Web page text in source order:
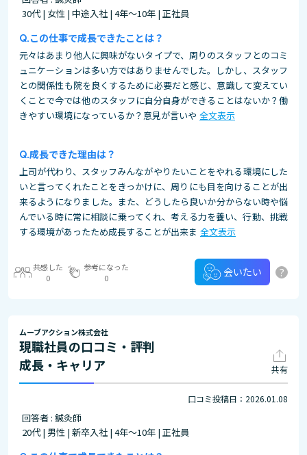
30代 | 女性 | 中途入社 | 4年～10年 | 正社員
この仕事で成長できたことは？
元々はあまり他人に興味がないタイプで、周りのスタッフとのコミ
ュニケーションは多い方ではありませんでした。しかし、スタッフ
との関係性も院を良くするために必要だと感じ、意識して変えてい
くことで今では他のスタッフに自分自身ができることはないか？働
きやすい環境になっているか？意見が言いや 全文表示
成長できた理由は？
上司が代わり、スタッフみんながやりたいことをやれる環境にした
いと言ってくれたことをきっかけに、周りにも目を向けることが出
来るようになりました。また、どうしたら良いか分からない時や悩
んでいる時に常に相談に乗ってくれ、考える力を養い、行動、挑戦
する環境があったため成長することが出来ま 全文表示
共感した
0
参考になった
0
会いたい ?
ムーブアクション株式会社
現職社員の口コミ・評判
成長・キャリア
共有
口コミ投稿日：2026.01.08
回答者 : 鍼灸師
20代 | 男性 | 新卒入社 | 4年～10年 | 正社員